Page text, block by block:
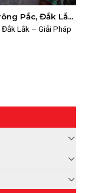
Pắc, Đắk Lắk
Đất Nông
Lắk – Giải Pháp